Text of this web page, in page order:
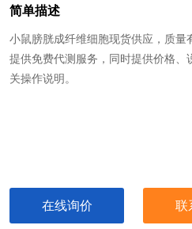
简单描述
小鼠膀胱成纤维细胞现货供应，质
提供免费代测服务，同时提供价格、
关操作说明。
在线询价 联